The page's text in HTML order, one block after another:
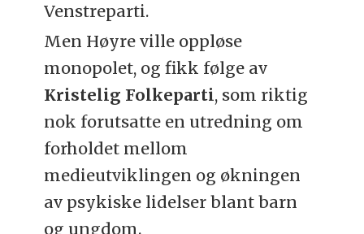
Venstreparti.
Men Høyre ville oppløse
monopolet, og fikk følge av
Kristelig Folkeparti, som riktig
nok forutsatte en utredning om
forholdet mellom
medieutviklingen og økningen
av psykiske lidelser blant barn
og ungdom.